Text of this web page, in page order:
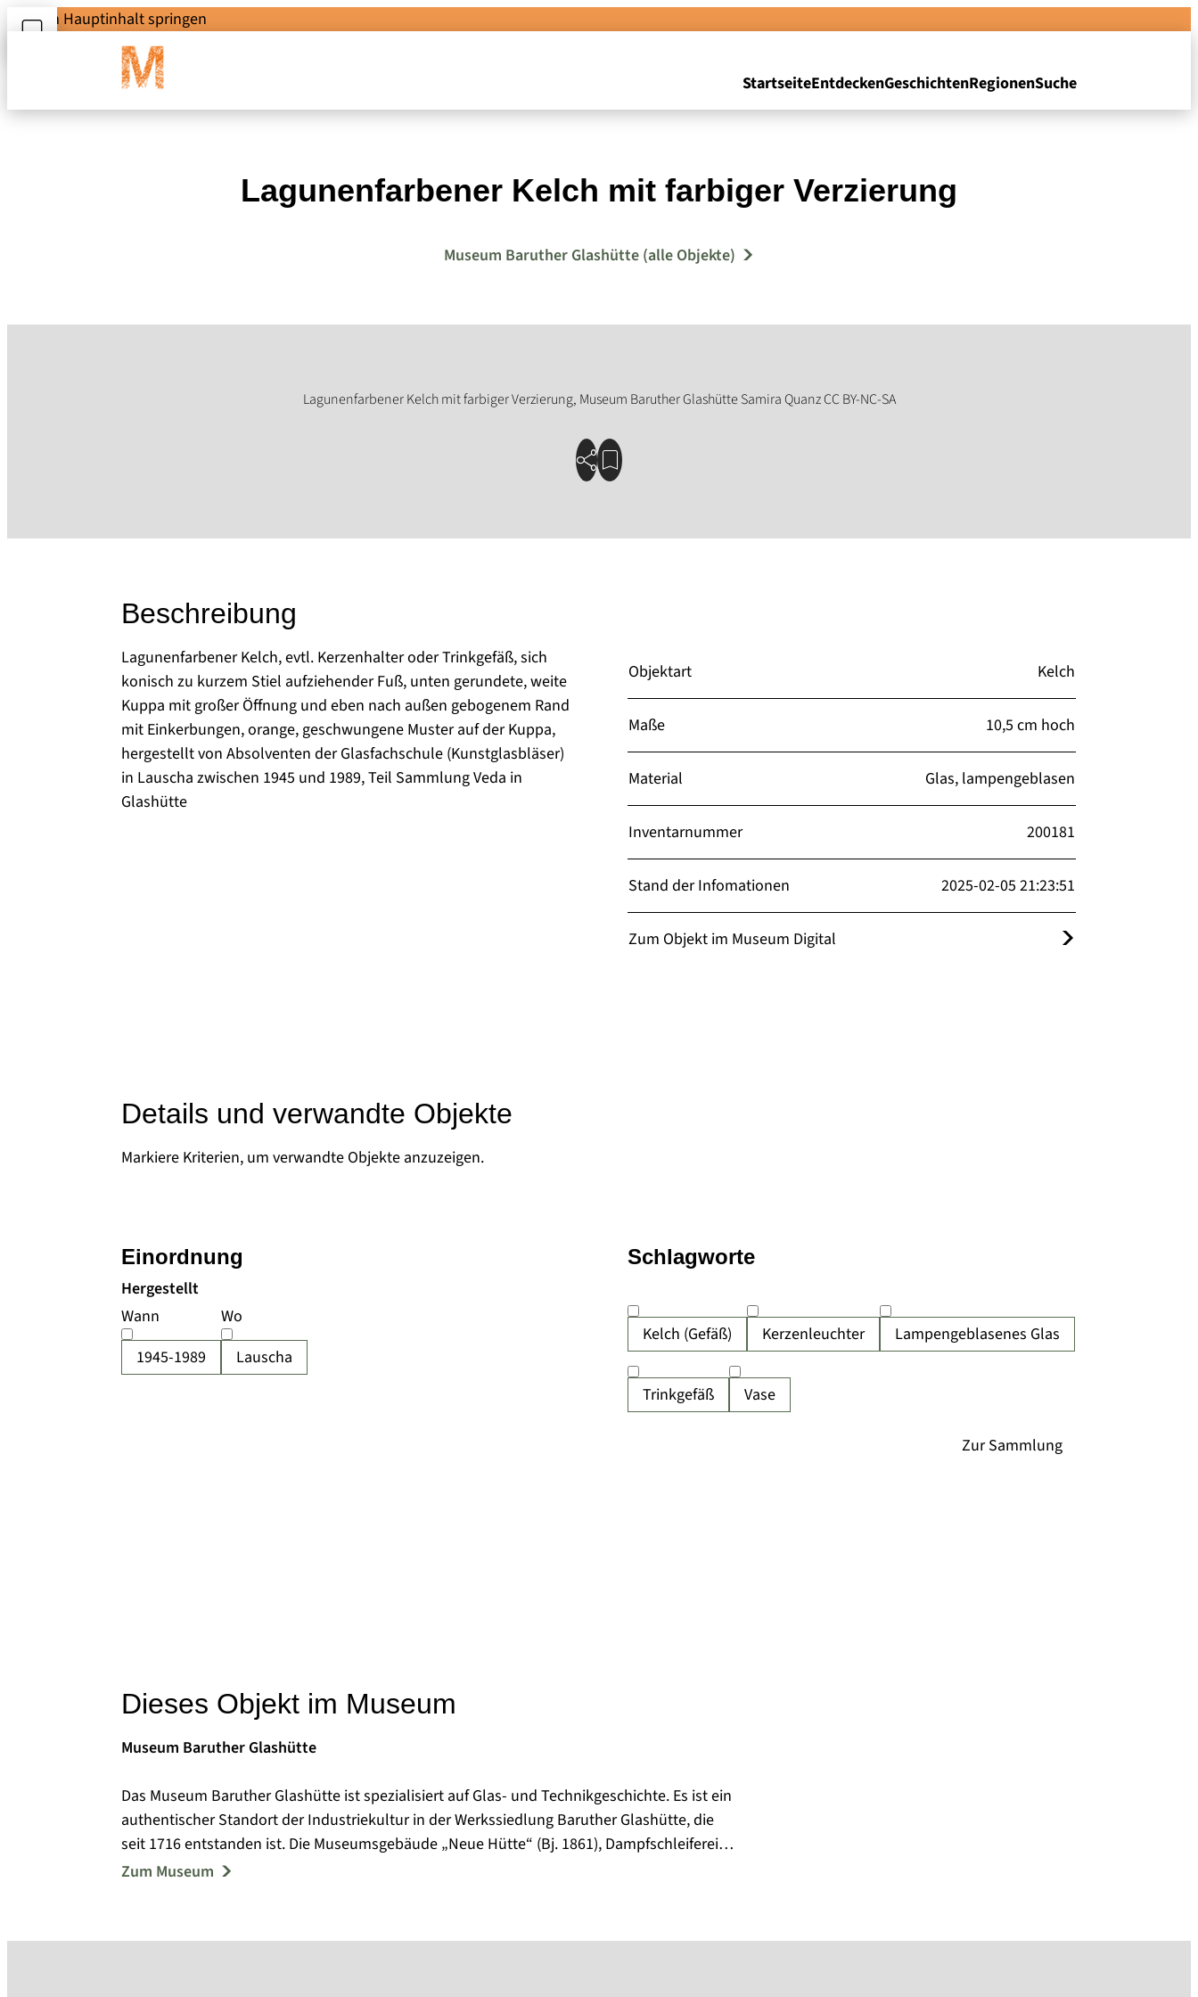
Zum Hauptinhalt springen
StartseiteEntdeckenGeschichtenRegionenSuche
Lagunenfarbener Kelch mit farbiger Verzierung
Museum Baruther Glashütte (alle Objekte)
Beschreibung
Lagunenfarbener Kelch, evtl. Kerzenhalter oder Trinkgefäß, sich
konisch zu kurzem Stiel aufziehender Fuß, unten gerundete, weite
Kuppa mit großer Öffnung und eben nach außen gebogenem Rand
mit Einkerbungen, orange, geschwungene Muster auf der Kuppa,
hergestellt von Absolventen der Glasfachschule (Kunstglasbläser)
in Lauscha zwischen 1945 und 1989, Teil Sammlung Veda in
Glashütte
Objektart Kelch
Maße 10,5 cm hoch
Material Glas, lampengeblasen
Inventarnummer 200181
Stand der Infomationen 2025-02-05 21:23:51
Zum Objekt im Museum Digital
Details und verwandte Objekte
Markiere Kriterien, um verwandte Objekte anzuzeigen.
Hergestellt
Wann
1945-1989
Wo
Lauscha
Kelch (Gefäß) Kerzenleuchter Lampengeblasenes Glas
Trinkgefäß Vase
Einordnung Schlagworte
Dieses Objekt im Museum
Museum Baruther Glashütte
Das Museum Baruther Glashütte ist spezialisiert auf Glas- und Technikgeschichte. Es ist ein
authentischer Standort der Industriekultur in der Werkssiedlung Baruther Glashütte, die
seit 1716 entstanden ist. Die Museumsgebäude „Neue Hütte“ (Bj. 1861), Dampfschleiferei
(Bj. 1894) und „Haus am Hüttenbahnhof“ (Bj. 1875) sind Einzeldenkmale und Teil eines
Glasfertigung von mundgeblasenem Hohl- und Flachglas den UNESCO-Status des
Zum Museum